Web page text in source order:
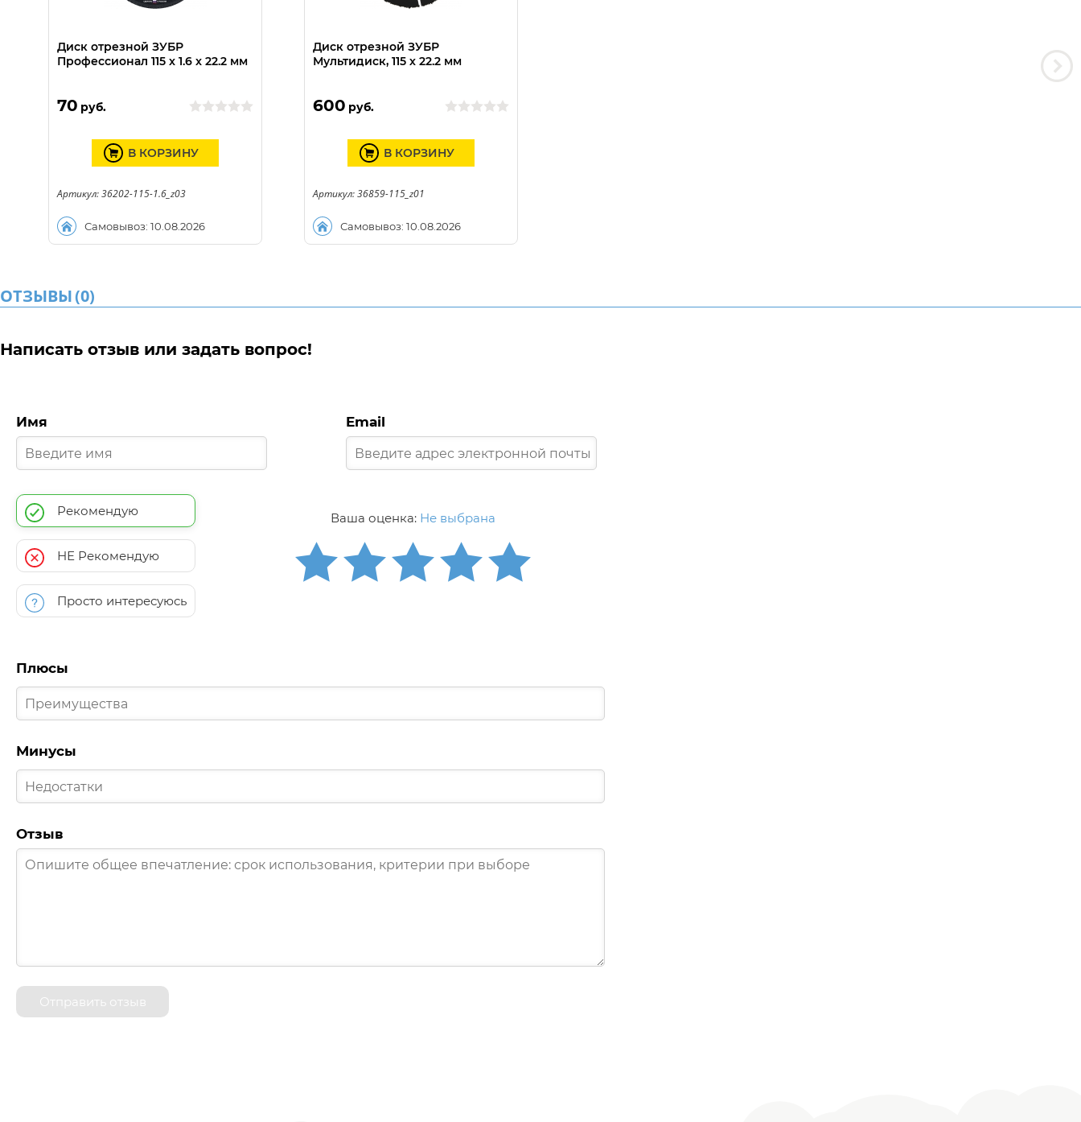
Диск отрезной ЗУБР
Профессионал 115 x 1.6 x 22.2 мм
70 руб.
Самовывоз: 10.08.2026
В КОРЗИНУ
Артикул: 36202-115-1.6_z03
Диск отрезной ЗУБР
Мультидиск, 115 х 22.2 мм
600 руб.
Самовывоз: 10.08.2026
В КОРЗИНУ
Артикул: 36859-115_z01
ОТЗЫВЫ(0)
Написать отзыв или задать вопрос!
Имя Email
Рекомендую
НЕ Рекомендую
Просто интересуюсь
Ваша оценка: Не выбрана
Плюсы
Минусы
Отзыв
Отправить отзыв